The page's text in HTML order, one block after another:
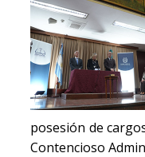
posesión de
Contencioso